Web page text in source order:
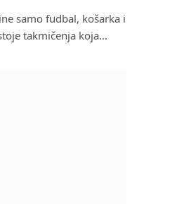
samo fudbal, košarka i
takmičenja koja…